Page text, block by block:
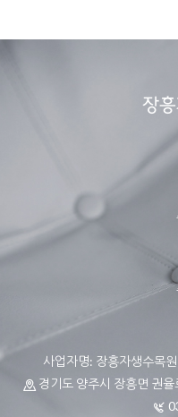
사업자명: 장흥자생수목
경기도 양주시 장흥면 권